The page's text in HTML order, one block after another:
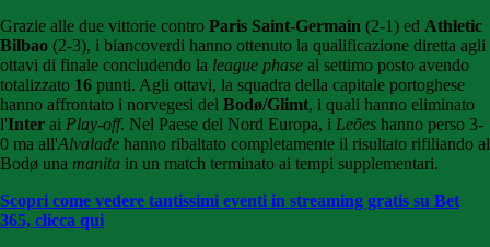
Grazie alle due vittorie contro Paris Saint-Germain (2-1) ed Athletic
Bilbao (2-3), i biancoverdi hanno ottenuto la qualificazione diretta agli
ottavi di finale concludendo la league phase al settimo posto avendo
totalizzato 16 punti. Agli ottavi, la squadra della capitale portoghese
hanno affrontato i norvegesi del Bodø/Glimt, i quali hanno eliminato
l'Inter ai Play-off. Nel Paese del Nord Europa, i Leões hanno perso 3-
0 ma all'Alvalade hanno ribaltato completamente il risultato rifiliando al
Bodø una manita in un match terminato ai tempi supplementari.
Scopri come vedere tantissimi eventi in streaming gratis su Bet
365, clicca qui